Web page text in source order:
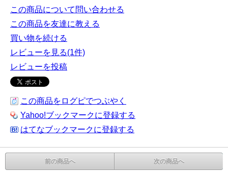
この商品について問い合わせる
この商品を友達に教える
買い物を続ける
レビューを見る(1件)
レビューを投稿
この商品をログピでつぶやく
Yahoo!ブックマークに登録する
はてなブックマークに登録する
前の商品へ 次の商品へ